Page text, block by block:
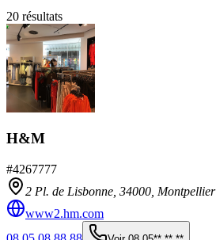
20 résultats
H&M
#4267777
2 Pl. de Lisbonne, 34000 Montpellier
www2.hm.com